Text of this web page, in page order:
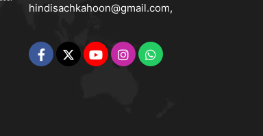
hindisachkahoon@gmail.com,